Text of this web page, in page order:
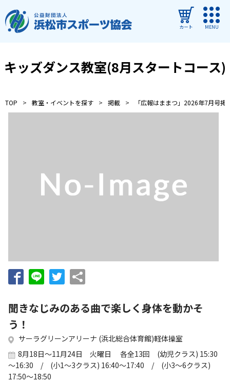
カート MENU
ご利用ガイド
管理施設
教室・イベントからのお知らせ
浜松スポーツ協会に関する
メールフォームでのお問い合わせ
教室・イベントに関するお問い合わせは、
各教室・イベントページの問い合わせ先までお願いいたします。
キッズダンス教室(8月スタートコース)
TOP 教室・イベントを探す 掲載 「広報はままつ」2026年7月号掲
聞きなじみのある曲で楽しく身体を動かそ
う！
サーラグリーンアリーナ (浜北総合体育館)軽体操室
8月18日～11月24日 火曜日 各全13回 (幼児クラス) 15:30
～16:30 / (小1～3クラス) 16:40～17:40 / (小3～6クラス)
17:50～18:50